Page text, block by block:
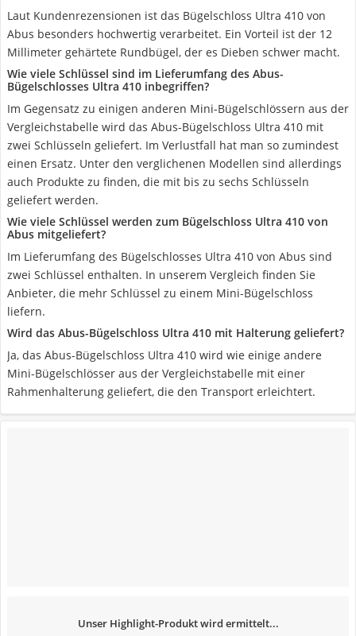
Laut Kundenrezensionen ist das Bügelschloss Ultra 410 von
Abus besonders hochwertig verarbeitet. Ein Vorteil ist der 12
Millimeter gehärtete Rundbügel, der es Dieben schwer macht.
Wie viele Schlüssel sind im Lieferumfang des Abus-
Bügelschlosses Ultra 410 inbegriffen?
Im Gegensatz zu einigen anderen Mini-Bügelschlössern aus der
Vergleichstabelle wird das Abus-Bügelschloss Ultra 410 mit
zwei Schlüsseln geliefert. Im Verlustfall hat man so zumindest
einen Ersatz. Unter den verglichenen Modellen sind allerdings
auch Produkte zu finden, die mit bis zu sechs Schlüsseln
geliefert werden.
Wie viele Schlüssel werden zum Bügelschloss Ultra 410 von
Abus mitgeliefert?
Im Lieferumfang des Bügelschlosses Ultra 410 von Abus sind
zwei Schlüssel enthalten. In unserem Vergleich finden Sie
Anbieter, die mehr Schlüssel zu einem Mini-Bügelschloss
liefern.
Wird das Abus-Bügelschloss Ultra 410 mit Halterung geliefert?
Ja, das Abus-Bügelschloss Ultra 410 wird wie einige andere
Mini-Bügelschlösser aus der Vergleichstabelle mit einer
Rahmenhalterung geliefert, die den Transport erleichtert.
Unser Highlight-Produkt wird ermittelt...